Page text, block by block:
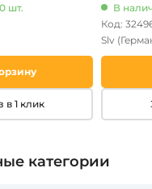
шт.
в 1 клик
В
Код:
Slv
категории